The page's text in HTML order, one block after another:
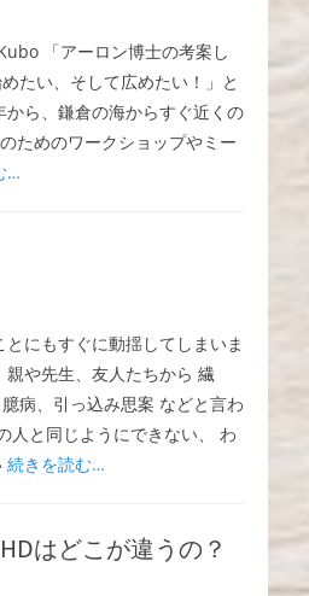
「アーロン博士の考案し
たい、そして広めたい！」と
ら、鎌倉の海からすぐ近くの
ためのワークショップやミー
…
にもすぐに動揺してしまいま
や先生、友人たちから 繊
病、引っ込み思案 などと言わ
人と同じようにできない、 わ
続きを読む…
はどこが違うの？